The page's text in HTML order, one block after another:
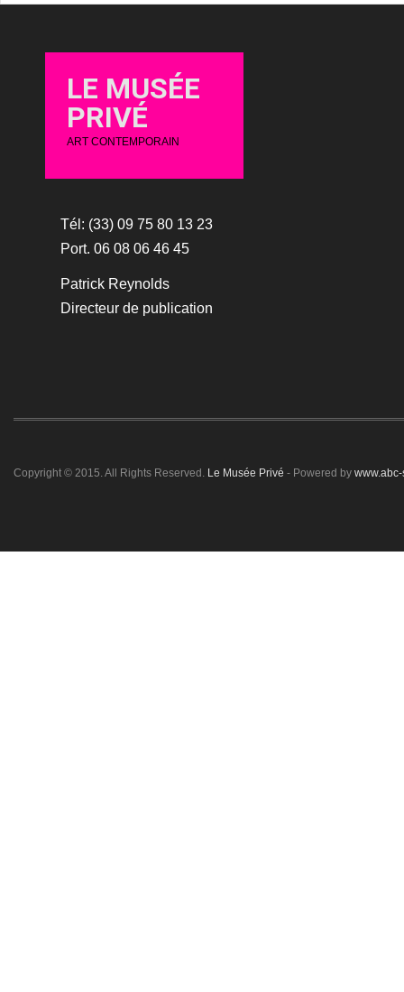
LE MUSÉE
PRIVÉ
ART CONTEMPORAIN
Tél: (33) 09 75 80 13 23
Port. 06 08 06 46 45
Patrick Reynolds
Directeur de publication
Copyright © 2015. All Rights Reserved. Le Musée Privé - Powered by